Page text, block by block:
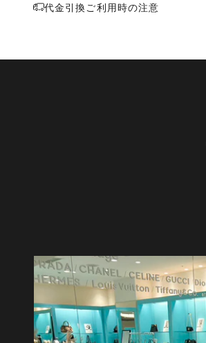
代金引換ご利用時の注意